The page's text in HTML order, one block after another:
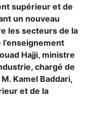
supérieur et de
un nouveau
les secteurs de la
Hajji, ministre
chargé de
Kamel Baddari,
et de la